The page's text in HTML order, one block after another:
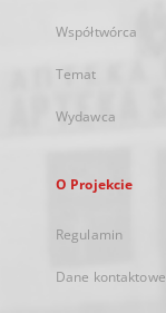
Współtwórca
Temat
Wydawca
O Projekcie
Regulamin
Dane kontaktowe